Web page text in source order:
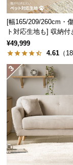
中
型
商
品
の
配
送
に
つ
い
て
小
ます。
※クッションカバー
[幅165/209/260cm・
ト対応生地も] 収納付
機能ソファ
¥49,999
4.61 （18